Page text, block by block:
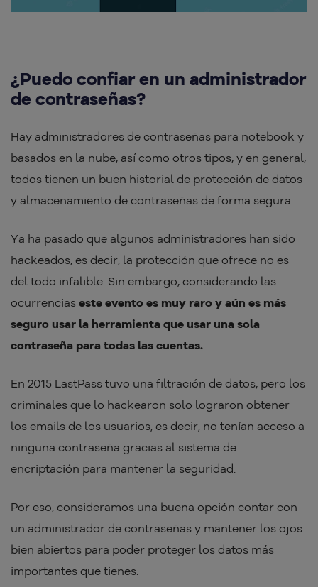
¿Puedo confiar en un administrador
de contraseñas?
Hay administradores de contraseñas para notebook y
basados en la nube, así como otros tipos, y en general,
todos tienen un buen historial de protección de datos
y almacenamiento de contraseñas de forma segura.
Ya ha pasado que algunos administradores han sido
hackeados, es decir, la protección que ofrece no es
del todo infalible. Sin embargo, considerando las
ocurrencias este evento es muy raro y aún es más
seguro usar la herramienta que usar una sola
contraseña para todas las cuentas.
En 2015 LastPass tuvo una filtración de datos, pero los
criminales que lo hackearon solo lograron obtener
los emails de los usuarios, es decir, no tenían acceso a
ninguna contraseña gracias al sistema de
encriptación para mantener la seguridad.
Por eso, consideramos una buena opción contar con
un administrador de contraseñas y mantener los ojos
bien abiertos para poder proteger los datos más
importantes que tienes.